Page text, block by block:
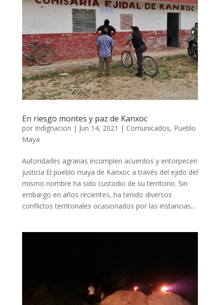
En riesgo montes y paz de Kanxoc
por Indignacion | Jun 14, 2021 | Comunicados, Pueblo
Maya
Autoridades agrarias incumplen acuerdos y entorpecen
justicia El pueblo maya de Kanxoc a través del ejido del
mismo nombre ha sido custodio de su territorio. Sin
embargo en años recientes, ha tenido diversos
conflictos territoriales ocasionados por las instancias...